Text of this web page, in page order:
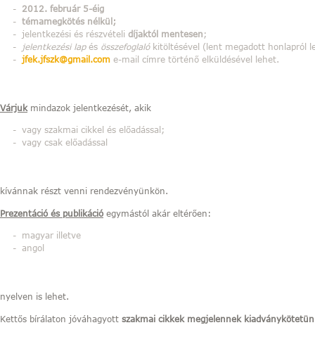
2012. február 5-éig
témamegkötés nélkül;
jelentkezési és részvételi díjaktól mentesen;
jelentkezési lapés összefoglalókitöltésével (lent megadott honlapról
jfek.jfszk@gmail.com e-mail címre történő elküldésével lehet.
Várjukmindazok jelentkezését, akik
vagy szakmai cikkel és előadással;
vagy csak előadással
kívánnak részt venni rendezvényünkön.
Prezentáció és publikáció egymástól akár eltérően:
magyar illetve
angol
nyelven is lehet.
Kettős bírálaton jóváhagyott szakmai cikkek megjelennek